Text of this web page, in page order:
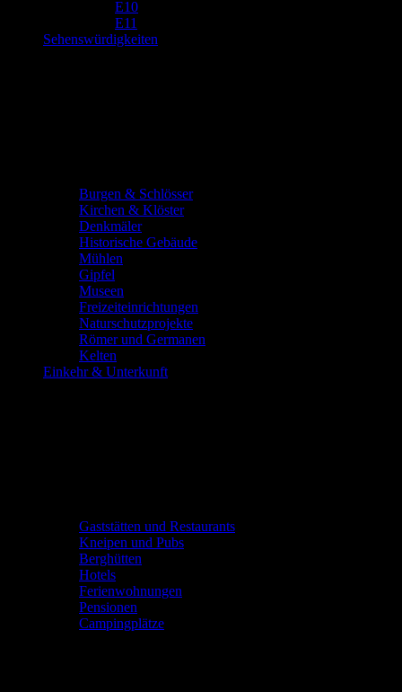
E10
E11
Sehenswürdigkeiten
Burgen & Schlösser
Kirchen & Klöster
Denkmäler
Historische Gebäude
Mühlen
Gipfel
Museen
Freizeiteinrichtungen
Naturschutzprojekte
Römer und Germanen
Kelten
Einkehr & Unterkunft
Gaststätten und Restaurants
Kneipen und Pubs
Berghütten
Hotels
Ferienwohnungen
Pensionen
Campingplätze